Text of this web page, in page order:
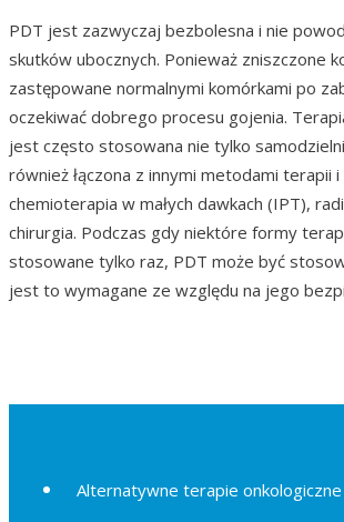
PDT jest zazwyczaj bezbolesna i nie
skutków ubocznych. Ponieważ zniszczone
zastępowane normalnymi komórkami po
oczekiwać dobrego procesu gojenia.
jest często stosowana nie tylko
również łączona z innymi metodami terapii
chemioterapia w małych dawkach (IPT),
chirurgia. Podczas gdy niektóre formy
stosowane tylko raz, PDT może być
jest to wymagane ze względu na jego
Alternatywne terapie onkologiczne